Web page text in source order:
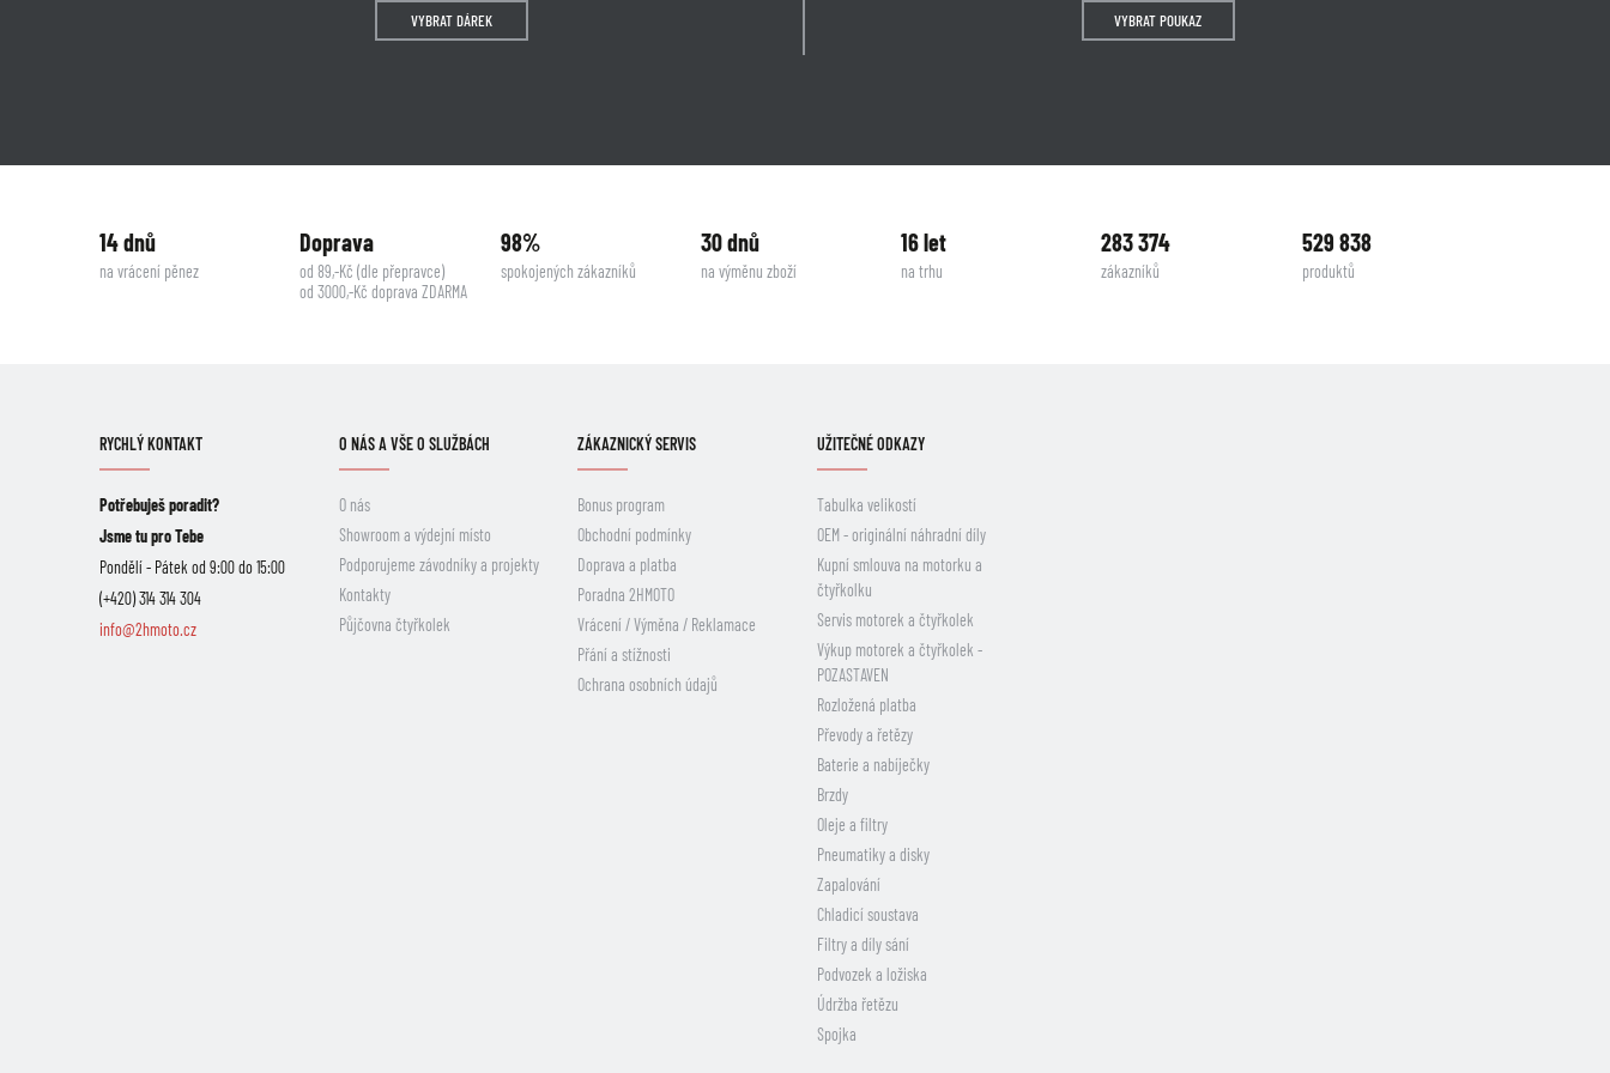
VYBRAT DÁREK VYBRAT POUKAZ
14 dnů
na vrácení pěnez
Doprava
od 89,-Kč (dle přepravce)
od 3000,-Kč doprava ZDARMA
98%
spokojených zákazníků
30 dnů
na výměnu zboží
16 let
na trhu
283 374
zákazníků
529 838
produktů
RYCHLÝ KONTAKT
Potřebuješ poradit?
Jsme tu pro Tebe
Pondělí - Pátek od 9:00 do 15:00
(+420) 314 314 304
info@2hmoto.cz
O NÁS A VŠE O SLUŽBÁCH
O nás
Showroom a výdejní místo
Podporujeme závodníky a projekty
Kontakty
Půjčovna čtyřkolek
ZÁKAZNICKÝ SERVIS
Bonus program
Obchodní podmínky
Doprava a platba
Poradna 2HMOTO
Vrácení / Výměna / Reklamace
Přání a stížnosti
Ochrana osobních údajů
UŽITEČNÉ ODKAZY
Tabulka velikostí
OEM - originální náhradní díly
Kupní smlouva na motorku a
čtyřkolku
Servis motorek a čtyřkolek
Výkup motorek a čtyřkolek -
POZASTAVEN
Rozložená platba
Převody a řetězy
Baterie a nabíječky
Brzdy
Oleje a filtry
Pneumatiky a disky
Zapalování
Chladicí soustava
Filtry a díly sání
Podvozek a ložiska
Údržba řetězu
Spojka